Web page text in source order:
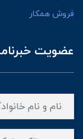
فروش همکار
عضویت